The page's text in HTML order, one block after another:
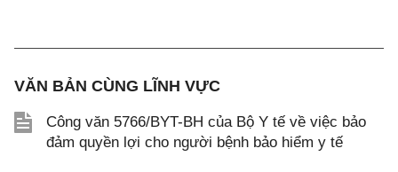
VĂN BẢN CÙNG LĨNH VỰC
Công văn 5766/BYT-BH của Bộ Y tế về việc bảo
đảm quyền lợi cho người bệnh bảo hiểm y tế